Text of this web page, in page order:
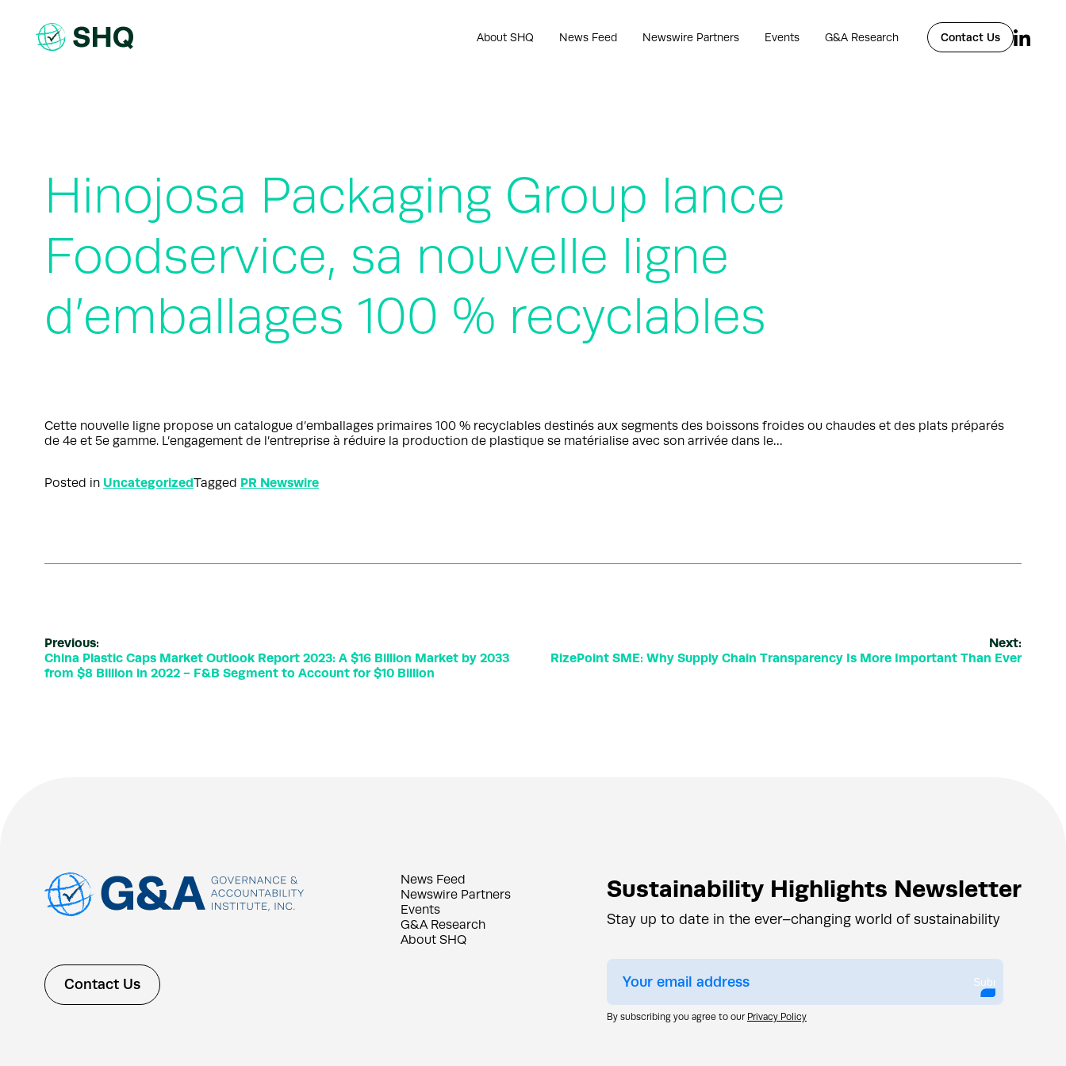
content
About SHQ News Feed Newswire Partners Events G&A Research Contact Us
Hinojosa Packaging Group lance
Foodservice, sa nouvelle ligne
d’emballages 100 % recyclables
Cette nouvelle ligne propose un catalogue d’emballages primaires 100 % recyclables destinés aux segments des boissons froides ou chaudes et des plats préparés
de 4e et 5e gamme. L’engagement de l’entreprise à réduire la production de plastique se matérialise avec son arrivée dans le…
Posted in UncategorizedTagged PR Newswire
Previous:
China Plastic Caps Market Outlook Report 2023: A $16 Billion Market by 2033
from $8 Billion in 2022 - F&B Segment to Account for $10 Billion
Next:
RizePoint SME: Why Supply Chain Transparency Is More Important Than Ever
Contact Us
News Feed
Newswire Partners
Events
G&A Research
About SHQ
Sustainability Highlights Newsletter
Stay up to date in the ever–changing world of sustainability
Submit
By subscribing you agree to our Privacy Policy